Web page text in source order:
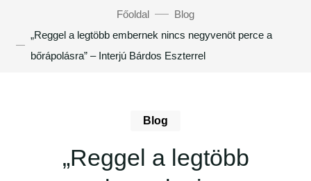
Főoldal
Blog
„Reggel a legtöbb embernek nincs negyvenöt perce a
bőrápolásra” – Interjú Bárdos Eszterrel
Blog
„Reggel a legtöbb